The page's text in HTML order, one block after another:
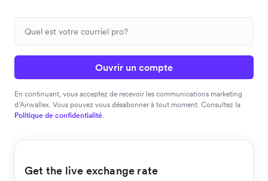
Ouvrir un compte
En continuant, vous acceptez de recevoir les communications marketing
d’Airwallex. Vous pouvez vous désabonner à tout moment. Consultez la
Politique de confidentialité.
Get the live exchange rate